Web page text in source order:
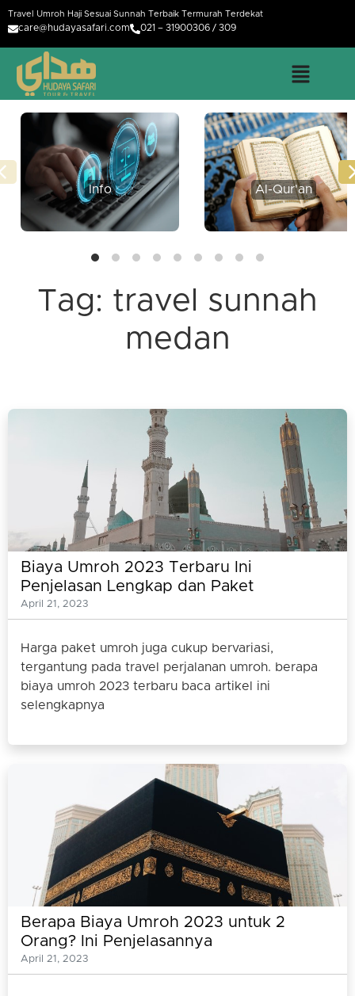
Travel Umroh Haji Sesuai Sunnah Terbaik Termurah Terdekat
care@hudayasafari.com 021 – 31900306 / 309
Info Al-Qur'an
Tag: travel sunnah
medan
Biaya Umroh 2023 Terbaru Ini
Penjelasan Lengkap dan Paket
Umrohnya
April 21, 2023
Harga paket umroh juga cukup bervariasi,
tergantung pada travel perjalanan umroh. berapa
biaya umroh 2023 terbaru baca artikel ini
selengkapnya
Berapa Biaya Umroh 2023 untuk 2
Orang? Ini Penjelasannya
April 21, 2023